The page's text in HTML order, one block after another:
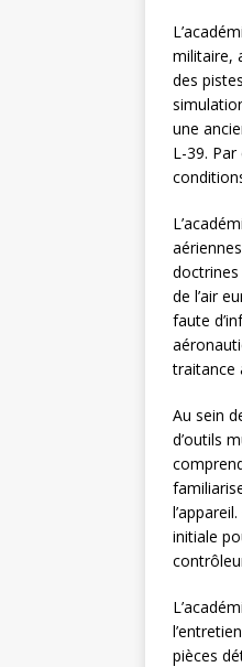
militaire,
des
une
L-39.
doctrines
de l’air
faute
traitance
Au sein
d’outils
initiale
pièces